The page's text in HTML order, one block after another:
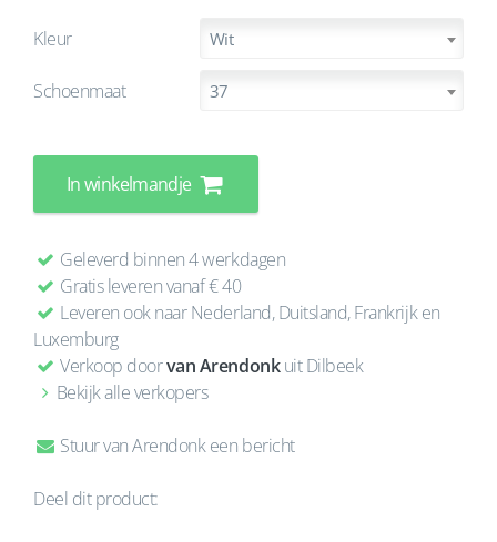
Kleur Wit
Schoenmaat 37
In winkelmandje
Geleverd binnen 4 werkdagen
Gratis leveren vanaf € 40
Leveren ook naar Nederland, Duitsland, Frankrijk en
Luxemburg
Verkoop doorvan Arendonkuit Dilbeek
Bekijk alle verkopers
Stuur van Arendonk een bericht
Deel dit product: